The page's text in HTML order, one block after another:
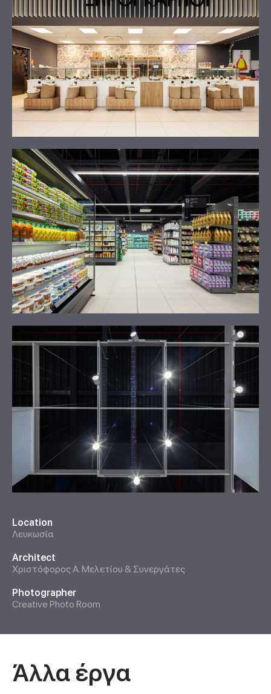
Location
Λευκωσία
Architect
Χριστόφορος Α. Μελετίου & Συνεργάτες
Photographer
Creative Photo Room
Άλλα έργα